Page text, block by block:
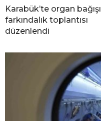
Karabük’te organ bağışı
farkındalık toplantısı
düzenlendi